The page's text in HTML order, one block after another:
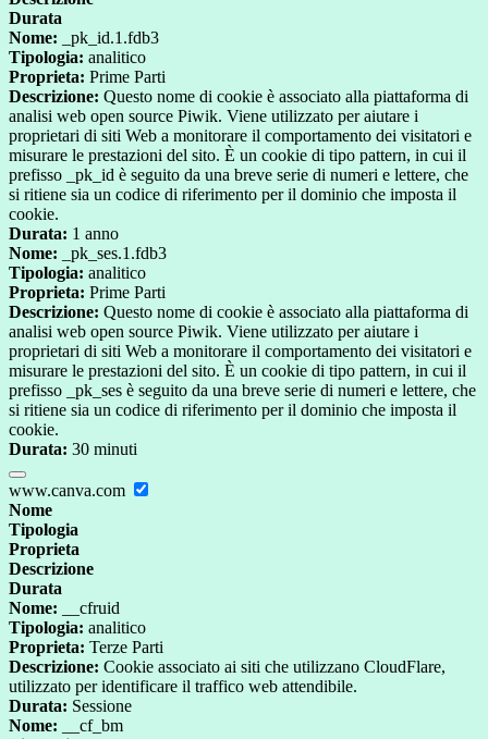
Durata
Nome: _pk_id.1.fdb3
Tipologia: analitico
Proprieta: Prime Parti
Descrizione: Questo nome di cookie è associato alla piattaforma di
analisi web open source Piwik. Viene utilizzato per aiutare i
proprietari di siti Web a monitorare il comportamento dei visitatori e
misurare le prestazioni del sito. È un cookie di tipo pattern, in cui il
prefisso _pk_id è seguito da una breve serie di numeri e lettere, che
si ritiene sia un codice di riferimento per il dominio che imposta il
cookie.
Durata: 1 anno
Nome: _pk_ses.1.fdb3
Tipologia: analitico
Proprieta: Prime Parti
Descrizione: Questo nome di cookie è associato alla piattaforma di
analisi web open source Piwik. Viene utilizzato per aiutare i
proprietari di siti Web a monitorare il comportamento dei visitatori e
misurare le prestazioni del sito. È un cookie di tipo pattern, in cui il
prefisso _pk_ses è seguito da una breve serie di numeri e lettere, che
si ritiene sia un codice di riferimento per il dominio che imposta il
cookie.
Durata: 30 minuti
www.canva.com
Nome
Tipologia
Proprieta
Descrizione
Durata
Nome: __cfruid
Tipologia: analitico
Proprieta: Terze Parti
Descrizione: Cookie associato ai siti che utilizzano CloudFlare,
utilizzato per identificare il traffico web attendibile.
Durata: Sessione
Nome: __cf_bm